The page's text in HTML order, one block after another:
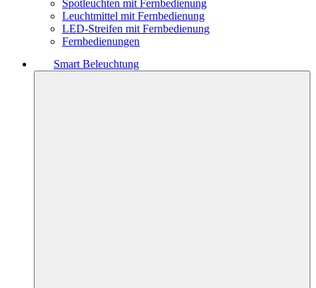
Spotleuchten mit Fernbedienung
Leuchtmittel mit Fernbedienung
LED-Streifen mit Fernbedienung
Fernbedienungen
Smart Beleuchtung